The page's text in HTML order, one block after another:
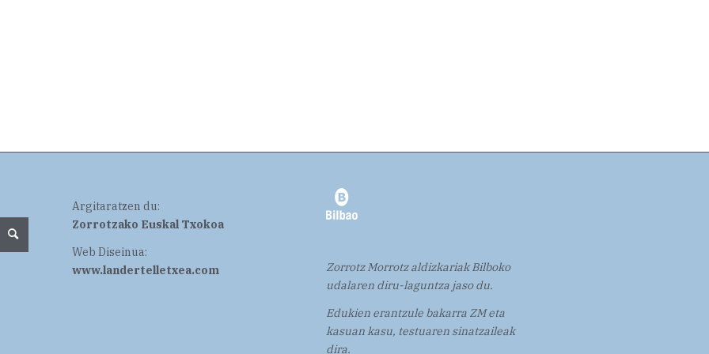
Argitaratzen du:
Zorrotzako Euskal Txokoa
Web Diseinua:
www.landertelletxea.com
Zorrotz Morrotz aldizkariak Bilboko
udalaren diru-laguntza jaso du.
Edukien erantzule bakarra ZM eta
kasuan kasu, testuaren sinatzaileak
dira.